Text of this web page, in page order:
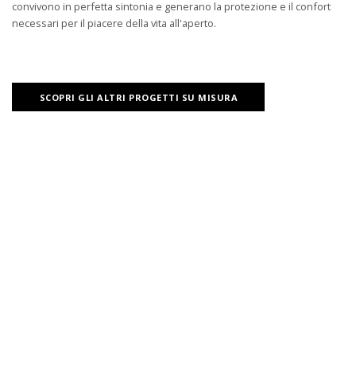
convivono in perfetta sintonia e generano la protezione e il confort
necessari per il piacere della vita all'aperto.
SCOPRI GLI ALTRI PROGETTI SU MISURA